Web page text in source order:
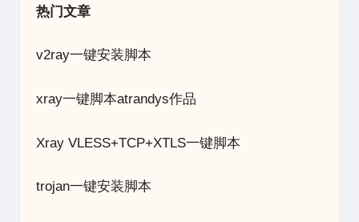
热门文章
v2ray一键安装脚本
xray一键脚本atrandys作品
Xray VLESS+TCP+XTLS一键脚本
trojan一键安装脚本